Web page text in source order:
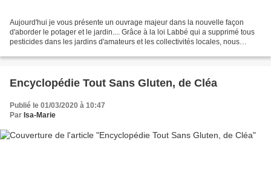
Aujourd'hui je vous présente un ouvrage majeur dans la nouvelle façon
d'aborder le potager et le jardin.... Grâce à la loi Labbé qui a supprimé tous
pesticides dans les jardins d'amateurs et les collectivités locales, nous
Encyclopédie Tout Sans Gluten, de Cléa
Publié le 01/03/2020 à 10:47
Par Isa-Marie